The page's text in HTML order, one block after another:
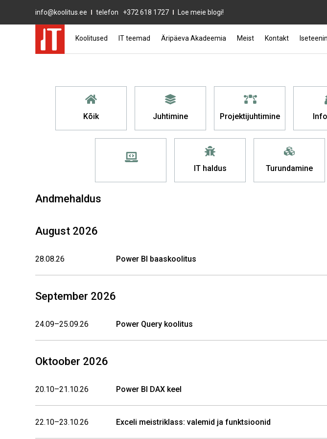
info@koolitus.ee telefon +372 618 1727 Loe meie blogi!
Koolitused IT teemad Äripäeva Akadeemia Meist Kontakt
Kõik Juhtimine Projektijuhtimine
IT haldus Turundamine
Andmehaldus
August 2026
28.08.26 Power BI baaskoolitus
September 2026
24.09–25.09.26 Power Query koolitus
Oktoober 2026
20.10–21.10.26 Power BI DAX keel
22.10–23.10.26 Exceli meistriklass: valemid ja funktsioonid